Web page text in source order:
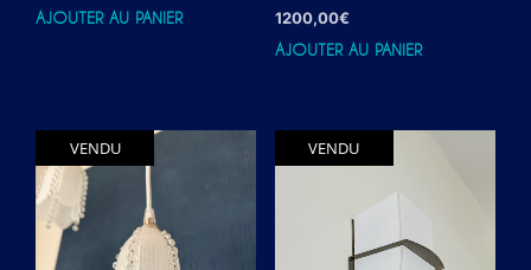
AJOUTER AU PANIER 1200,00€
AJOUTER AU PANIER
VENDU VENDU